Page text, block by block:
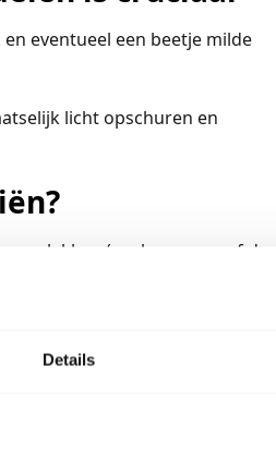
Details
eventueel een beetje milde
licht opschuren en
plekken (zoals gangen of de
gebruik volstaat het meestal
onderhoudsproducten en